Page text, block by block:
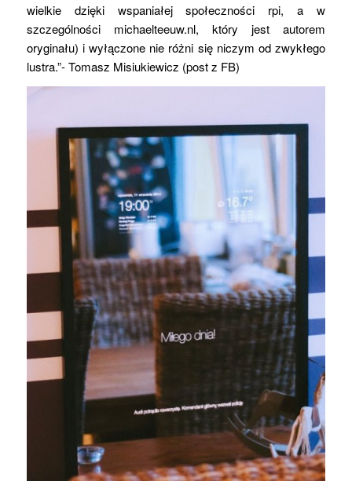
wielkie dzięki wspaniałej społeczności rpi, a w
szczególności michaelteeuw.nl, który jest autorem
oryginału) i wyłączone nie różni się niczym od zwykłego
lustra.”- Tomasz Misiukiewicz (post z FB)